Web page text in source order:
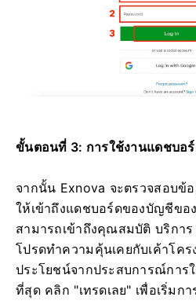
ขั้นตอนที่ 3: การใช้งานแดชบอ
จากนั้น Exnova จะตรวจสอบ
ให้เข้าถึงแดชบอร์ดของบัญชีข
สามารถเข้าถึงคุณสมบัติ บริการ
โปรดทำความคุ้นเคยกับเค้าโค
ประโยชน์จากประสบการณ์การ
ที่สุด คลิก "เทรดเลย" เพื่อเริ่มก